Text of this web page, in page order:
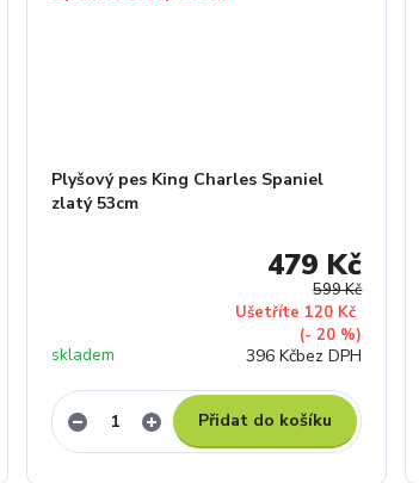
Plyšový pes King Charles Spaniel
zlatý 53cm
599 Kč
Ušetříte 120 Kč
(- 20 %)
479 Kč
396 Kčbez DPH
skladem
Přidat do košíku